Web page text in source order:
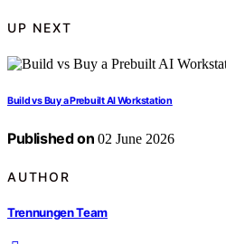
UP NEXT
Build vs Buy a Prebuilt AI Workstation
Published on 02 June 2026
AUTHOR
Trennungen Team